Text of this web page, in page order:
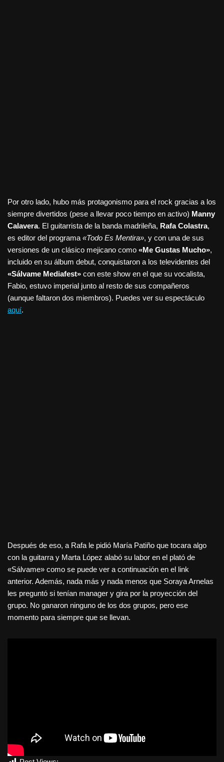
Por otro lado, hubo más protagonismo para el rock gracias a los
siempre divertidos (pese a llevar poco tiempo en activo) Manny
Calavera. El guitarrista de la banda madrileña, Rafa Colastra,
es editor del programa «Todo Es Mentira», y con una de sus
versiones de un clásico mejicano como «Me Gustas Mucho»,
incluido en su álbum debut, conquistaron a los televidentes del
«Sálvame Mediafest» con este show en el que su vocalista,
Fabio, estuvo imperial junto al resto de sus compañeros
(aunque faltaron dos miembros). Puedes ver su espectáculo
aquí.
Después de eso, a Rafa le pidió María Patiño que tocara algo
con la guitarra y Marta López alabó su labor en el plató de
«Sálvame» como se puede ver a continuación en el link
anterior. Además, nada más y nada menos que Soraya Arnelas
les preguntó si tenían manager y gira por la proyección del
grupo. No ganaron ninguno de los dos grupos, pero ese
momento para siempre que se llevan.